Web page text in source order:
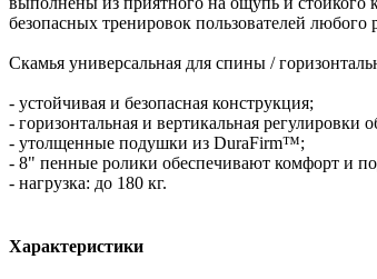
безопасных тренировок пользователей
Скамья универсальная для спины /
- устойчивая и безопасная конструкция;
- горизонтальная и вертикальная
- утолщенные подушки из DuraFirm™;
- 8" пенные ролики обеспечивают комфорт и
- нагрузка: до 180 кг.
Характеристики